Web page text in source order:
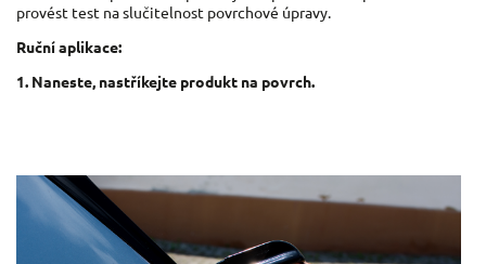
provést test na slučitelnost povrchové úpravy.
Ruční aplikace:
1. Naneste, nastříkejte produkt na povrch.